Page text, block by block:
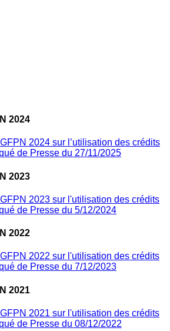
2024
2024 sur l’utilisation des crédits
de Presse du 27/11/2025
2023
2023 sur l'utilisation des crédits
de Presse du 5/12/2024
2022
2022 sur l'utilisation des crédits
de Presse du 7/12/2023
2021
2021 sur l'utilisation des crédits
de Presse du 08/12/2022